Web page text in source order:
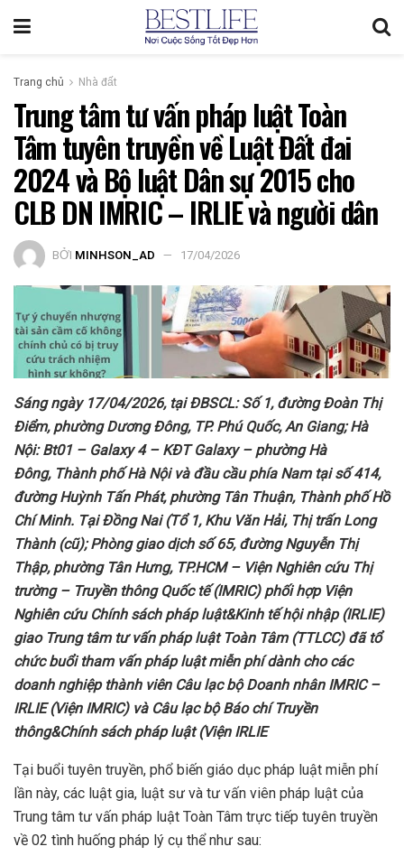
Trang chủ Nhà đất
Trung tâm tư vấn pháp luật Toàn
Tâm tuyên truyền về Luật Đất đai
2024 và Bộ luật Dân sự 2015 cho
CLB DN IMRIC – IRLIE và người dân
BỞI MINHSON_AD 17/04/2026
Sáng ngày 17/04/2026, tại ĐBSCL: Số 1, đường Đoàn Thị
Điểm, phường Dương Đông, TP. Phú Quốc, An Giang; Hà
Nội: Bt01 – Galaxy 4 – KĐT Galaxy – phường Hà
Đông, Thành phố Hà Nội và đầu cầu phía Nam tại số 414,
đường Huỳnh Tấn Phát, phường Tân Thuận, Thành phố Hồ
Chí Minh. Tại Đồng Nai (Tổ 1, Khu Văn Hải, Thị trấn Long
Thành (cũ); Phòng giao dịch số 65, đường Nguyễn Thị
Thập, phường Tân Hưng, TP.HCM – Viện Nghiên cứu Thị
trường – Truyền thông Quốc tế (IMRIC) phối hợp Viện
Nghiên cứu Chính sách pháp luật&Kinh tế hội nhập (IRLIE)
giao Trung tâm tư vấn pháp luật Toàn Tâm (TTLCC) đã tổ
chức buổi tham vấn pháp luật miễn phí dành cho các
doanh nghiệp thành viên Câu lạc bộ Doanh nhân IMRIC –
IRLIE (Viện IMRIC) và Câu lạc bộ Báo chí Truyền
thông&Chính sách pháp luật (Viện IRLIE
Tại buổi tuyên truyền, phổ biến giáo dục pháp luật miễn phí
lần này, các luật gia, luật sư và tư vấn viên pháp luật của
Trung tâm tư vấn pháp luật Toàn Tâm trực tiếp tuyên truyền
về 02 tình huống pháp lý cụ thể như sau: